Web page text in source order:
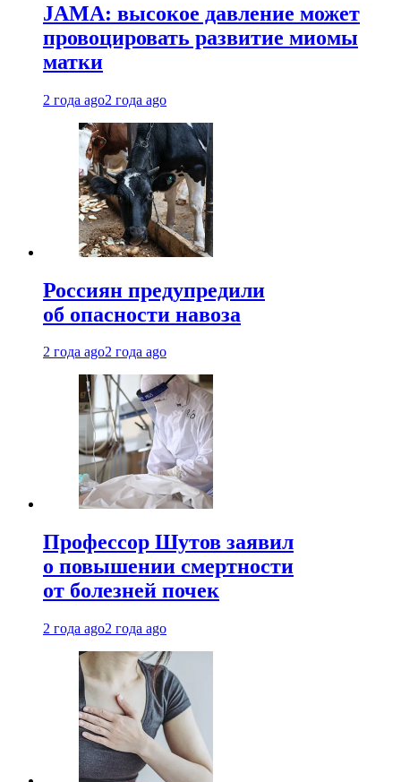
JAMA: высокое давление может
провоцировать развитие миомы
матки
2 года ago2 года ago
Россиян предупредили
об опасности навоза
2 года ago2 года ago
Профессор Шутов заявил
о повышении смертности
от болезней почек
2 года ago2 года ago